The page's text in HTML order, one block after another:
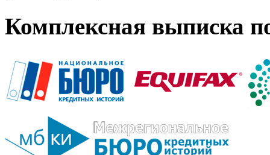
Комплексная выписка